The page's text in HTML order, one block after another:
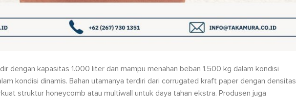
dengan kapasitas 1.000 liter dan mampu menahan beban 1.500 kg dalam kondisi
kondisi dinamis. Bahan utamanya terdiri dari corrugated kraft paper dengan densitas
struktur honeycomb atau multiwall untuk daya tahan ekstra. Produsen juga